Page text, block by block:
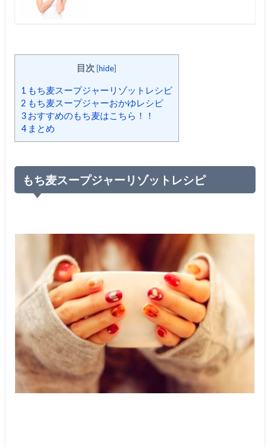
目次 [hide]
1もち麦スープジャーリゾットレシピ
2 もち麦スープジャーおかゆレシピ
3おすすめのもち麦はこちら！！
4まとめ
もち麦スープジャーリゾットレシピ